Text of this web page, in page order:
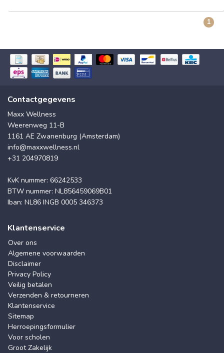
1
Contactgegevens
Maxx Wellness
Weerenweg 11-B
1161 AE Zwanenburg (Amsterdam)
info@maxxwellness.nl
+31 204970819
KvK nummer: 66242533
BTW nummer: NL856459069B01
Iban: NL86 INGB 0005 346373
Klantenservice
Over ons
Algemene voorwaarden
Disclaimer
Privacy Policy
Veilig betalen
Verzenden & retourneren
Klantenservice
Sitemap
Herroepingsformulier
Voor scholen
Groot Zakelijk